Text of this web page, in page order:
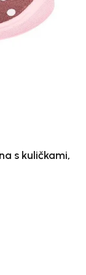
s kuličkami,